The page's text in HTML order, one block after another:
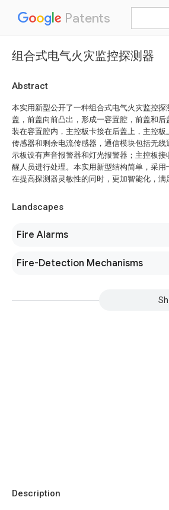
Patents
组合式电气火灾监控探测器
Abstract
本实用新型公开了一种组合式电气火灾监控
盖，前盖向前凸出，形成一容置腔，前盖和
装在容置腔内，主控板卡接在后盖上，主控
传感器和剩余电流传感器，通信模块包括无
示板设有声音报警器和灯光报警器；主控板
醒人员进行处理。本实用新型结构简单，采
在提高探测器灵敏性的同时，更加智能化，满
Landscapes
Fire Alarms
Fire-Detection Mechanisms
Description